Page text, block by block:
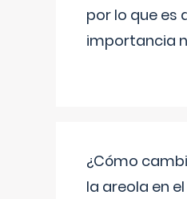
por lo que es
importancia
¿Cómo
la areola en